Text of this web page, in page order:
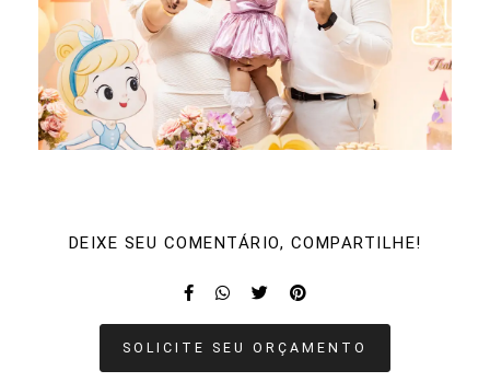
DEIXE SEU COMENTÁRIO, COMPARTILHE!
SOLICITE SEU ORÇAMENTO